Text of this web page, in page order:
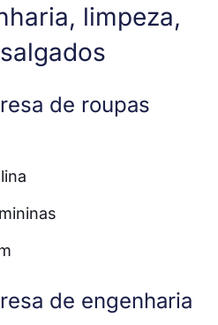
limpeza,
de roupas
de engenharia